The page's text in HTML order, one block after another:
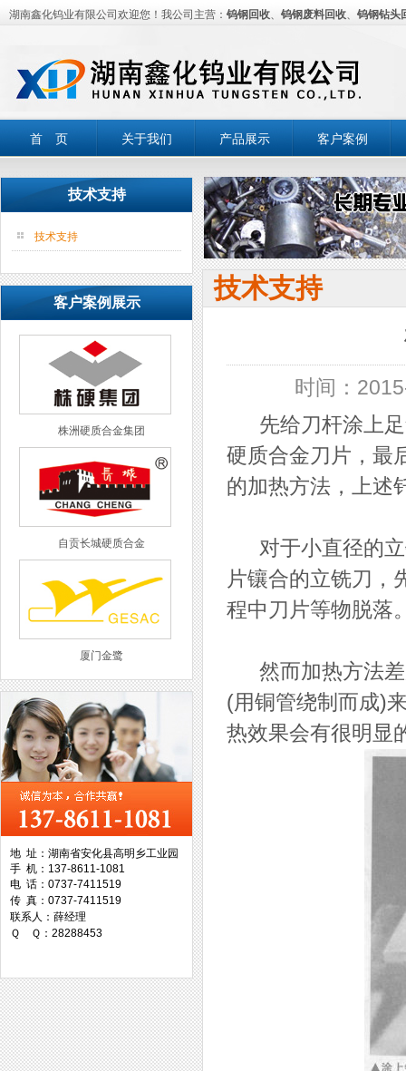
湖南鑫化钨业有限公司欢迎您！我公司主营： 钨钢回收、 钨钢废料回收、 钨钢钻头
首 页 关于我们 产品展示 客户案例
技术支持
技术支持
客户案例展示
株洲硬质合金集团
自贡长城硬质合金
厦门金鹭
西工集团
台湾协威机械
台湾万事达切削科技
地 址：湖南省安化县高明乡工业园
手 机：137-8611-1081
电 话：0737-7411519
传 真：0737-7411519
联系人：薛经理
Ｑ Ｑ：28288453
技术支持
时间：
先给刀杆涂上足
硬质合金刀片，最
的加热方法，上述
对于小直径的立
片镶合的立铣刀，
程中刀片等物脱落
然而加热方法差
(用铜管绕制而成)
热效果会有很明显